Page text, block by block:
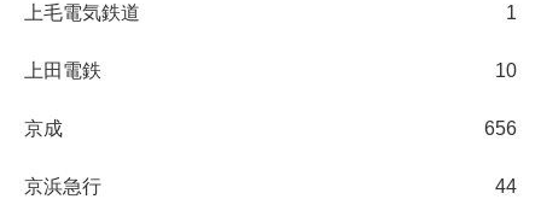
上毛電気鉄道 1
上田電鉄 10
京成 656
京浜急行 44